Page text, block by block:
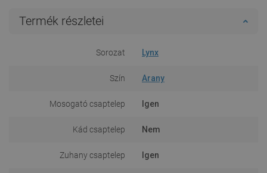
Termék részletei
Sorozat Lynx
Szín Arany
Mosogató csaptelep Igen
Kád csaptelep Nem
Zuhany csaptelep Igen